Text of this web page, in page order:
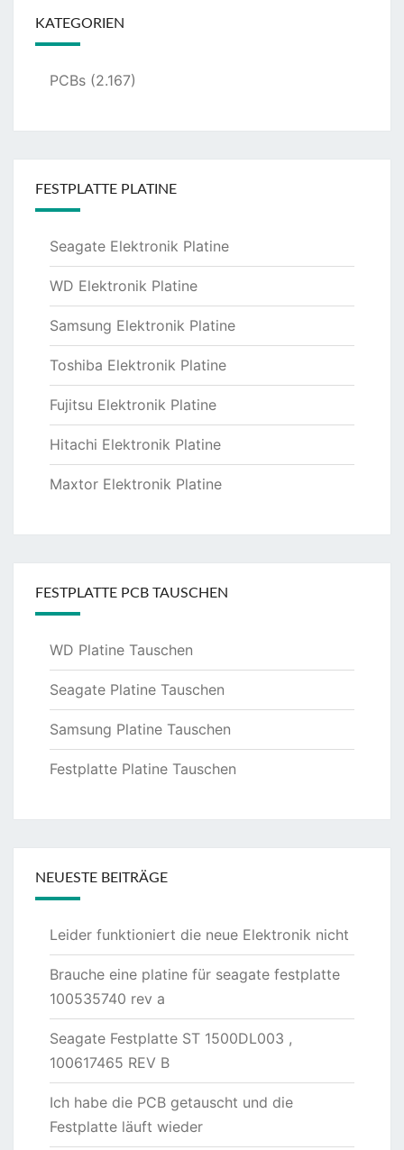
KATEGORIEN
PCBs (2.167)
FESTPLATTE PLATINE
Seagate Elektronik Platine
WD Elektronik Platine
Samsung Elektronik Platine
Toshiba Elektronik Platine
Fujitsu Elektronik Platine
Hitachi Elektronik Platine
Maxtor Elektronik Platine
FESTPLATTE PCB TAUSCHEN
WD Platine Tauschen
Seagate Platine Tauschen
Samsung Platine Tauschen
Festplatte Platine Tauschen
NEUESTE BEITRÄGE
Leider funktioniert die neue Elektronik nicht
Brauche eine platine für seagate festplatte
100535740 rev a
Seagate Festplatte ST 1500DL003 ,
100617465 REV B
Ich habe die PCB getauscht und die
Festplatte läuft wieder